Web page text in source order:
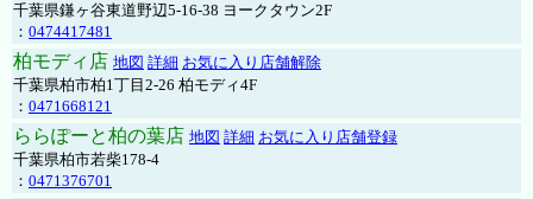
千葉県鎌ヶ谷東道野辺5-16-38 ヨークタウン2F
： 0474417481
柏モディ店 地図 詳細 お気に入り店舗解除
千葉県柏市柏1丁目2-26 柏モディ4F
： 0471668121
ららぽーと柏の葉店 地図 詳細 お気に入り店舗登録
千葉県柏市若柴178-4
： 0471376701